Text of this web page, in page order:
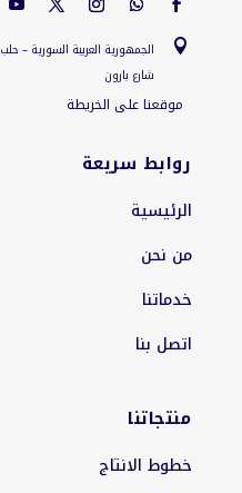

الجمهورية العربية السورية – حلب
شارع بارون
موقعنا على الخريطة
روابط سريعة
الرئيسية
من نحن
خدماتنا
اتصل بنا
منتجاتنا
خطوط الانتاج